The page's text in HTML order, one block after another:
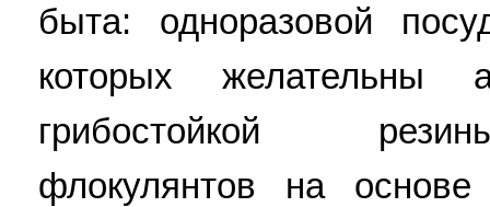
быта: одноразовой
которых желательны
грибостойкой
флокулянтов на основе